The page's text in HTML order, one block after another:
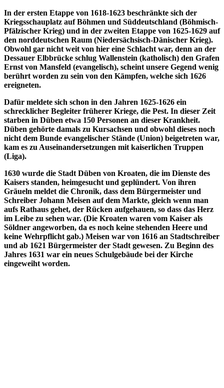
In der ersten Etappe von 1618-1623 beschränkte sich der
Kriegsschauplatz auf Böhmen und Süddeutschland (Böhmisch-
Pfälzischer Krieg) und in der zweiten Etappe von 1625-1629 auf
den norddeutschen Raum (Niedersächsisch-Dänischer Krieg).
Obwohl gar nicht weit von hier eine Schlacht war, denn an der
Dessauer Elbbrücke schlug Wallenstein (katholisch) den Grafen
Ernst von Mansfeld (evangelisch), scheint unsere Gegend wenig
berührt worden zu sein von den Kämpfen, welche sich 1626
ereigneten.
Dafür meldete sich schon in den Jahren 1625-1626 ein
schrecklicher Begleiter früherer Kriege, die Pest. In dieser Zeit
starben in Düben etwa 150 Personen an dieser Krankheit.
Düben gehörte damals zu Kursachsen und obwohl dieses noch
nicht dem Bunde evangelischer Stände (Union) beigetreten war,
kam es zu Auseinandersetzungen mit kaiserlichen Truppen
(Liga).
1630 wurde die Stadt Düben von Kroaten, die im Dienste des
Kaisers standen, heimgesucht und geplündert. Von ihren
Gräueln meldet die Chronik, dass dem Bürgermeister und
Schreiber Johann Meisen auf dem Markte, gleich wenn man
aufs Rathaus gehet, der Rücken aufgehauen, so dass das Herz
im Leibe zu sehen war. (Die Kroaten waren vom Kaiser als
Söldner angeworben, da es noch keine stehenden Heere und
keine Wehrpflicht gab.) Meisen war von 1616 an Stadtschreiber
und ab 1621 Bürgermeister der Stadt gewesen. Zu Beginn des
Jahres 1631 war ein neues Schulgebäude bei der Kirche
eingeweiht worden.